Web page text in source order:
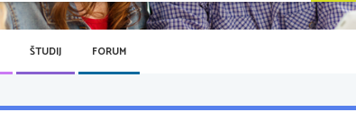
ŠTUDIJ FORUM